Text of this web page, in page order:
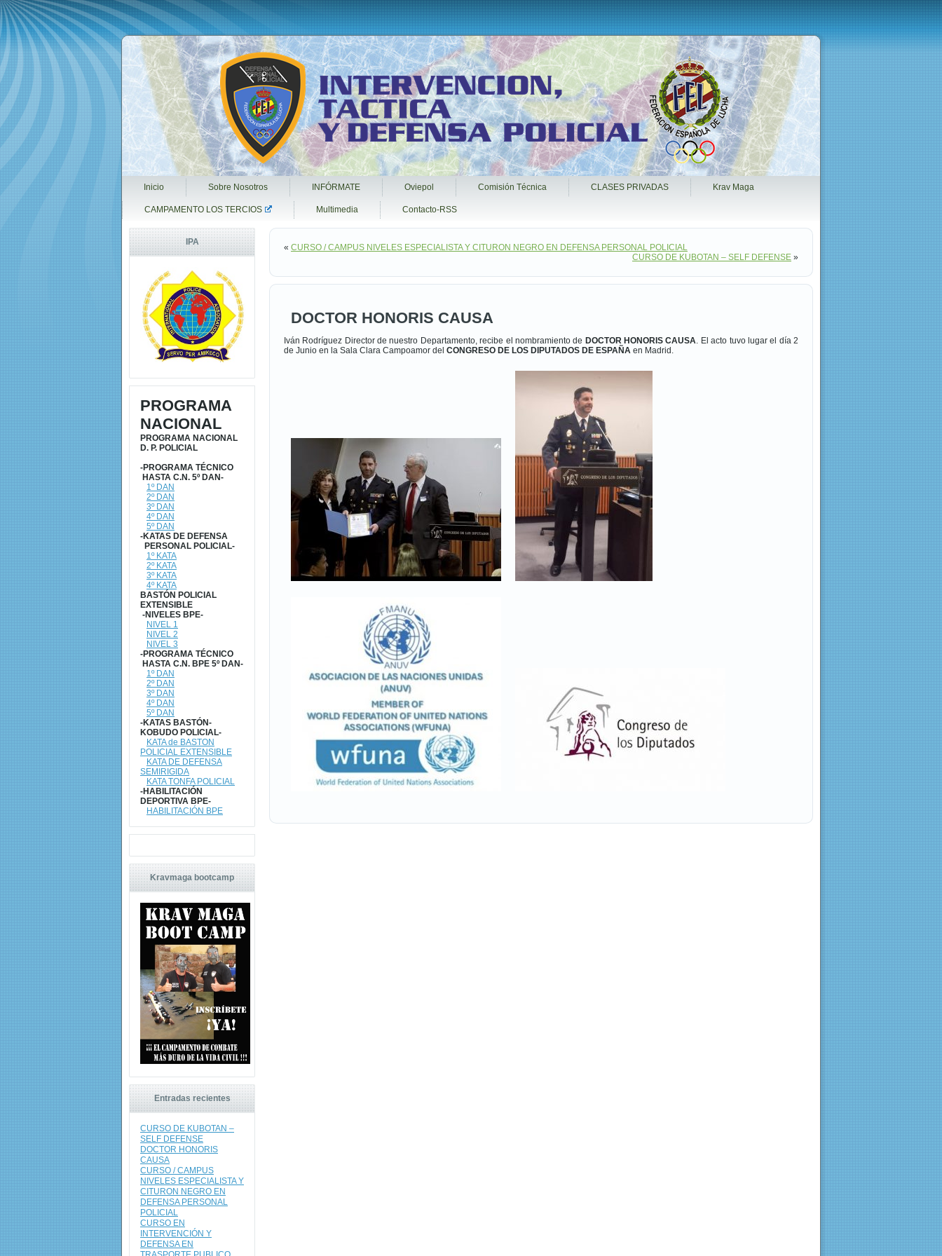
Inicio Sobre Nosotros INFÓRMATE Oviepol Comisión Técnica CLASES PRIVADAS Krav Maga
CAMPAMENTO LOS TERCIOS Multimedia Contacto-RSS
IPA
PROGRAMA
NACIONAL
PROGRAMA NACIONAL
D. P. POLICIAL
-PROGRAMA TÉCNICO
HASTA C.N. 5º DAN-
1º DAN
2º DAN
3º DAN
4º DAN
5º DAN
-KATAS DE DEFENSA
PERSONAL POLICIAL-
1º KATA
2º KATA
3º KATA
4º KATA
BASTÓN POLICIAL
EXTENSIBLE
-NIVELES BPE-
NIVEL 1
NIVEL 2
NIVEL 3
-PROGRAMA TÉCNICO
HASTA C.N. BPE 5º DAN-
1º DAN
2º DAN
3º DAN
4º DAN
5º DAN
-KATAS BASTÓN-
KOBUDO POLICIAL-
KATA de BASTON
POLICIAL EXTENSIBLE
KATA DE DEFENSA
SEMIRIGIDA
KATA TONFA POLICIAL
-HABILITACIÓN
DEPORTIVA BPE-
HABILITACIÓN BPE
Kravmaga bootcamp
Entradas recientes
CURSO DE KUBOTAN –
SELF DEFENSE
DOCTOR HONORIS
CAUSA
CURSO / CAMPUS
NIVELES ESPECIALISTA Y
CITURON NEGRO EN
DEFENSA PERSONAL
POLICIAL
CURSO EN
INTERVENCIÓN Y
DEFENSA EN
« CURSO / CAMPUS NIVELES ESPECIALISTA Y CITURON NEGRO EN DEFENSA PERSONAL POLICIAL
CURSO DE KUBOTAN – SELF DEFENSE »
DOCTOR HONORIS CAUSA
Iván Rodríguez Director de nuestro Departamento, recibe el nombramiento de DOCTOR HONORIS CAUSA. El acto tuvo lugar el día 2
de Junio en la Sala Clara Campoamor del CONGRESO DE LOS DIPUTADOS DE ESPAÑA en Madrid.